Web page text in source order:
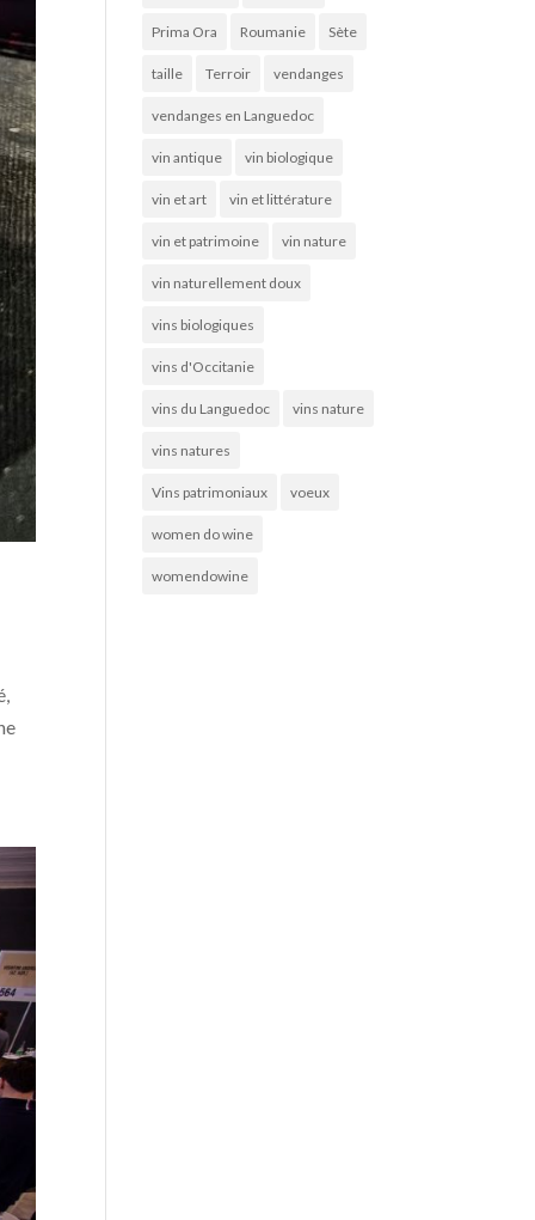
Prima Ora Roumanie Sète
taille Terroir vendanges
vendanges en Languedoc
vin antique vin biologique
vin et art vin et littérature
vin et patrimoine vin nature
vin naturellement doux
vins biologiques
vins d'Occitanie
vins du Languedoc vins nature
vins natures
Vins patrimoniaux voeux
women do wine
womendowine